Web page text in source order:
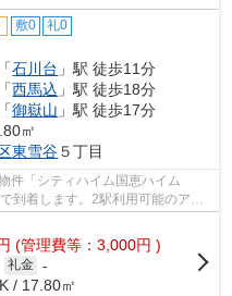
敷0 礼0
「石川台 」駅 徒歩11分
「西馬込 」駅 徒歩18分
「御嶽山 」駅 徒歩17分
㎡
東雪谷５丁目
件「シティハイム国恵ハイム
到着します。2駅利用可能のアパ
大...
(管理費等：3,000円 )
礼金 -
/ 17.80㎡